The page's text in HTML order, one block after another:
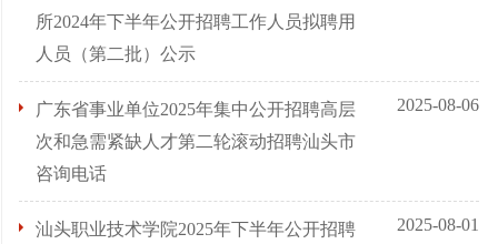
所2024年下半年公开招聘工作人员拟聘用
人员（第二批）公示
广东省事业单位2025年集中公开招聘高层
次和急需紧缺人才第二轮滚动招聘汕头市
咨询电话
2025-08-06
汕头职业技术学院2025年下半年公开招聘
2025-08-01